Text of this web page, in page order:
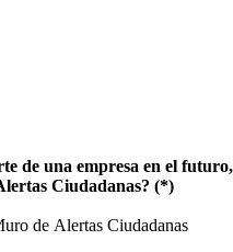
de una empresa en el futuro,
Ciudadanas? (*)
de Alertas Ciudadanas